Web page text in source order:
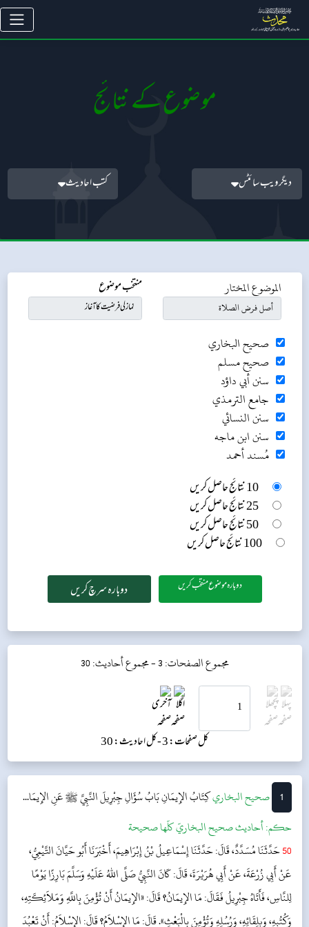
موضوع کے نتائج
دیگر ویب سائٹس کتب احادیث
الموضوع المختار منتخب موضوع
صحيح البخاري
صحيح مسلم
سنن أبي داؤد
جامع الترمذي
سنن النسائي
سنن ابن ماجه
مُسند أحمد
10 نتائج حاصل کریں
25 نتائج حاصل کریں
50 نتائج حاصل کریں
100 نتائج حاصل کریں
دوبارہ موضوع منتخب کریں
مجموع الصفحات: 3 - مجموع أحاديث: 30
کل صفحات: 3 - کل احادیث: 30
1 ‌‌صحيح البخاريكِتَابُ الإِيمَانِبَابُ سُؤَالِ جِبْرِيلَ النَّبِيَّ ﷺ عَنِ الإِيمَا...
حکم:أحاديث صحيح البخاريّ كلّها صحيحة
50حَدَّثَنَا مُسَدَّدٌ، قَالَ: حَدَّثَنَا إِسْمَاعِيلُ بْنُ إِبْرَاهِيمَ، أَخْبَرَنَا أَبُو حَيَّانَ التَّيْمِيُّ،
عَنْ أَبِي زُرْعَةَ، عَنْ أَبِي هُرَيْرَةَ، قَالَ: كَانَ النَّبِيُّ صَلَّى اللهُ عَلَيْهِ وَسَلَّمَ بَارِزًا يَوْمًا
لِلنَّاسِ، فَأَتَاهُ جِبْرِيلُ فَقَالَ: مَا الإِيمَانُ؟ قَالَ: «الإِيمَانُ أَنْ تُؤْمِنَ بِاللَّهِ وَمَلاَئِكَتِهِ،
وَكُتُبِهِ، وَبِلِقَائِهِ، وَرُسُلِهِ وَتُؤْمِنَ بِالْبَعْثِ». قَالَ: مَا الإِسْلاَمُ؟ قَالَ: الإِسْلاَمُ: أَنْ تَعْبُدَ